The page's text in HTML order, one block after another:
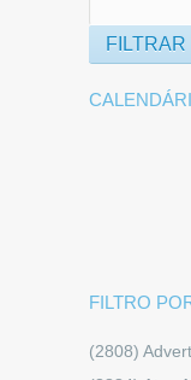
FILTRO
(2808)